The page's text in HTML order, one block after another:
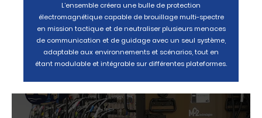
L’ensemble créera une bulle de protection
électromagnétique capable de brouillage multi-spectre
en mission tactique et de neutraliser plusieurs menaces
de communication et de guidage avec un seul système,
adaptable aux environnements et scénarios, tout en
étant modulable et intégrable sur différentes plateformes.